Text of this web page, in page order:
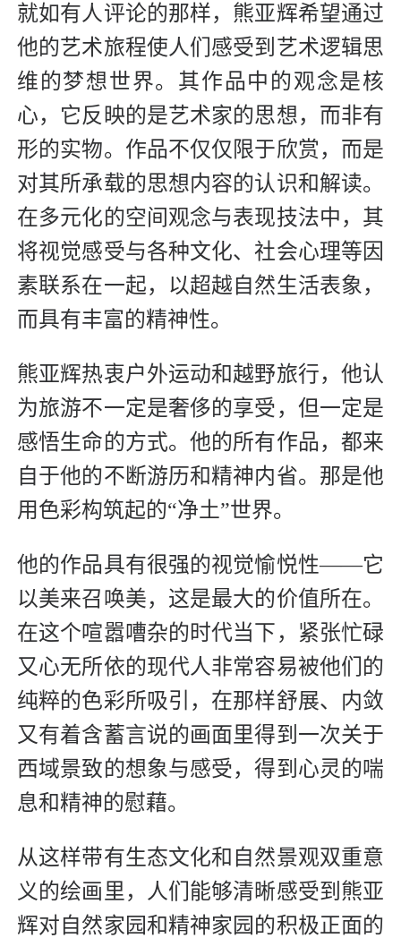
就如有人评论的那样，熊亚辉希望通过
他的艺术旅程使人们感受到艺术逻辑思
维的梦想世界。其作品中的观念是核
心，它反映的是艺术家的思想，而非有
形的实物。作品不仅仅限于欣赏，而是
对其所承载的思想内容的认识和解读。
在多元化的空间观念与表现技法中，其
将视觉感受与各种文化、社会心理等因
素联系在一起，以超越自然生活表象，
而具有丰富的精神性。
熊亚辉热衷户外运动和越野旅行，他认
为旅游不一定是奢侈的享受，但一定是
感悟生命的方式。他的所有作品，都来
自于他的不断游历和精神内省。那是他
用色彩构筑起的“净土”世界。
他的作品具有很强的视觉愉悦性——它
以美来召唤美，这是最大的价值所在。
在这个喧嚣嘈杂的时代当下，紧张忙碌
又心无所依的现代人非常容易被他们的
纯粹的色彩所吸引，在那样舒展、内敛
又有着含蓄言说的画面里得到一次关于
西域景致的想象与感受，得到心灵的喘
息和精神的慰藉。
从这样带有生态文化和自然景观双重意
义的绘画里，人们能够清晰感受到熊亚
辉对自然家园和精神家园的积极正面的